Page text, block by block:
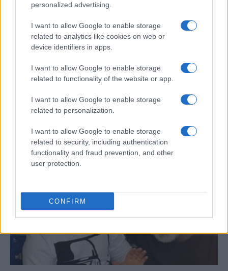
personalized advertising.
I want to allow Google to enable storage
related to analytics like cookies on web or
device identifiers in apps.
I want to allow Google to enable storage
related to functionality of the website or app.
I want to allow Google to enable storage
related to personalization.
I want to allow Google to enable storage
related to security, including authentication
functionality and fraud prevention, and other
user protection.
CONFIRM
durante la serie Los 100
GENTE